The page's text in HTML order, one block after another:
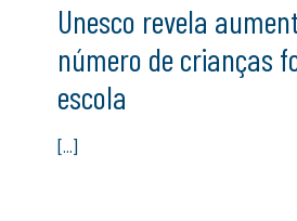
Unesco revela
número de crianças
escola
[…]